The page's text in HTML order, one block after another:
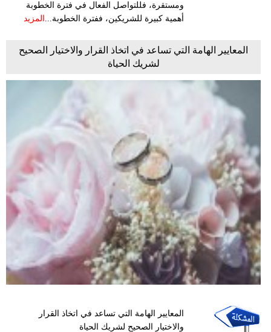
ومستقرة، فللتواصل الفعال في فترة الخطوبة
أهمية كبيرة للشريكين، ففترة الخطوبة... المزيد
المعايير الهامة التي تساعد في اتخاذ القرار والاختيار الصحيح
لشريك الحياة
المعايير الهامة التي تساعد في اتخاذ القرار
والاختيار الصحيح لشريك الحياة